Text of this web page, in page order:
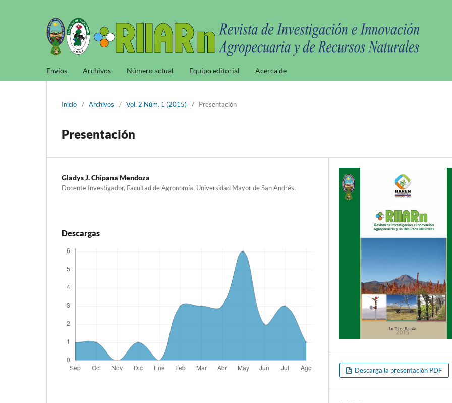
Envíos Archivos Número actual Equipo editorial Acerca de
Inicio / Archivos / Vol. 2 Núm. 1 (2015) / Presentación
Presentación
Gladys J. Chipana Mendoza
Docente Investigador, Facultad de Agronomía, Universidad Mayor de San Andrés.
Descargas
Descarga la presentación PDF